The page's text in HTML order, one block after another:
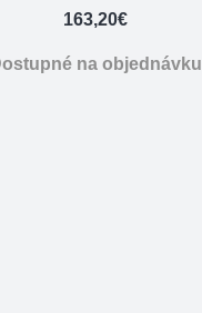
163,20€
na objednávku